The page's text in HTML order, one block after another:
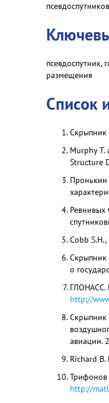
псевдоспутник,
размещения
Список
Murphy
Structure
Пронькин
Ревнивых
Cobb
Скрыпник
о
ГЛОНАСС.
http://
Скрыпник
авиации.
Richard
Трифонов
http://